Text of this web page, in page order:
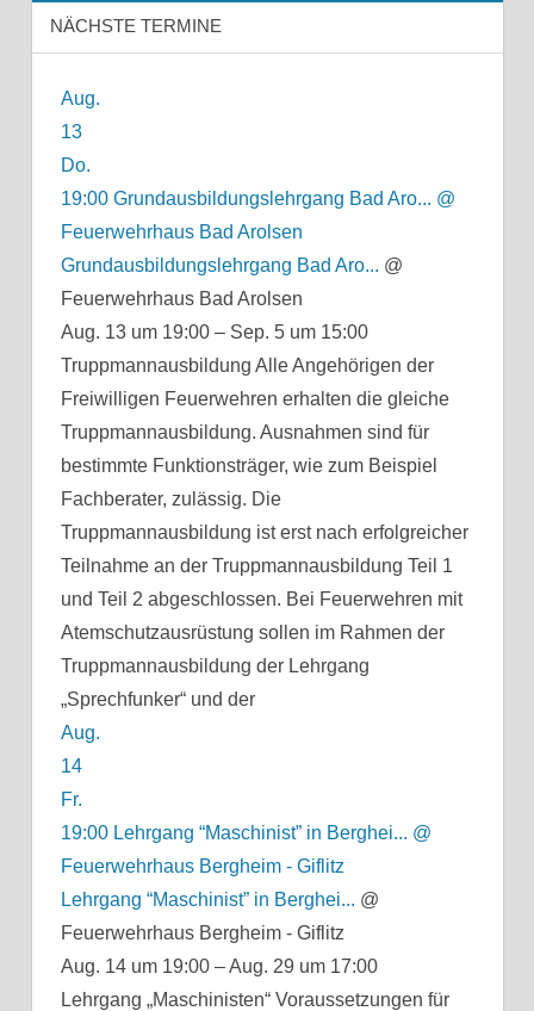
NÄCHSTE TERMINE
Aug.
13
Do.
19:00 Grundausbildungslehrgang Bad Aro... @
Feuerwehrhaus Bad Arolsen
Grundausbildungslehrgang Bad Aro... @
Feuerwehrhaus Bad Arolsen
Aug. 13 um 19:00 – Sep. 5 um 15:00
Truppmannausbildung Alle Angehörigen der
Freiwilligen Feuerwehren erhalten die gleiche
Truppmannausbildung. Ausnahmen sind für
bestimmte Funktionsträger, wie zum Beispiel
Fachberater, zulässig. Die
Truppmannausbildung ist erst nach erfolgreicher
Teilnahme an der Truppmannausbildung Teil 1
und Teil 2 abgeschlossen. Bei Feuerwehren mit
Atemschutzausrüstung sollen im Rahmen der
Truppmannausbildung der Lehrgang
„Sprechfunker“ und der
Aug.
14
Fr.
19:00 Lehrgang “Maschinist” in Berghei... @
Feuerwehrhaus Bergheim - Giflitz
Lehrgang “Maschinist” in Berghei... @
Feuerwehrhaus Bergheim - Giflitz
Aug. 14 um 19:00 – Aug. 29 um 17:00
Lehrgang „Maschinisten“ Voraussetzungen für